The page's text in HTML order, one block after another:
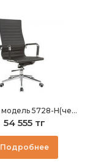
Кресло модель 5728-H(черное)
54 555 тг
Подробнее